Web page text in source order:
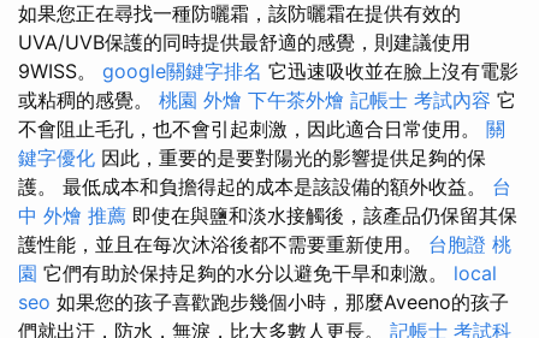
如果您正在尋找一種防曬霜，該防曬霜在提供有效的
UVA/UVB保護的同時提供最舒適的感覺，則建議使用
9WISS。 google關鍵字排名 它迅速吸收並在臉上沒有電影
或粘稠的感覺。 桃園 外燴 下午茶外燴 記帳士 考試內容 它
不會阻止毛孔，也不會引起刺激，因此適合日常使用。 關
鍵字優化 因此，重要的是要對陽光的影響提供足夠的保
護。 最低成本和負擔得起的成本是該設備的額外收益。 台
中 外燴 推薦 即使在與鹽和淡水接觸後，該產品仍保留其保
護性能，並且在每次沐浴後都不需要重新使用。 台胞證 桃
園 它們有助於保持足夠的水分以避免干旱和刺激。 local
seo 如果您的孩子喜歡跑步幾個小時，那麼Aveeno的孩子
們就出汗，防水，無淚，比大多數人更長。 記帳士 考試科